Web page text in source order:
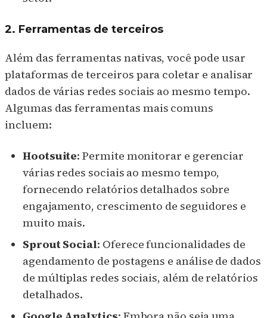
2. Ferramentas de terceiros
Além das ferramentas nativas, você pode usar
plataformas de terceiros para coletar e analisar
dados de várias redes sociais ao mesmo tempo.
Algumas das ferramentas mais comuns
incluem:
Hootsuite: Permite monitorar e gerenciar
várias redes sociais ao mesmo tempo,
fornecendo relatórios detalhados sobre
engajamento, crescimento de seguidores e
muito mais.
Sprout Social: Oferece funcionalidades de
agendamento de postagens e análise de dados
de múltiplas redes sociais, além de relatórios
detalhados.